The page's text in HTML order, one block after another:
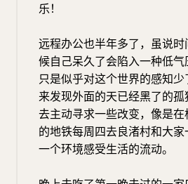
乐！
远程办公也半年多了，虽说
候自己呆久了会陷入一种低气
只是似乎对这个世界的感知
来发现外面的天已经黑了的
去主动寻求一些改变，像是
的地铁每周四去良渚村和大
一个环境感受生活的流动。